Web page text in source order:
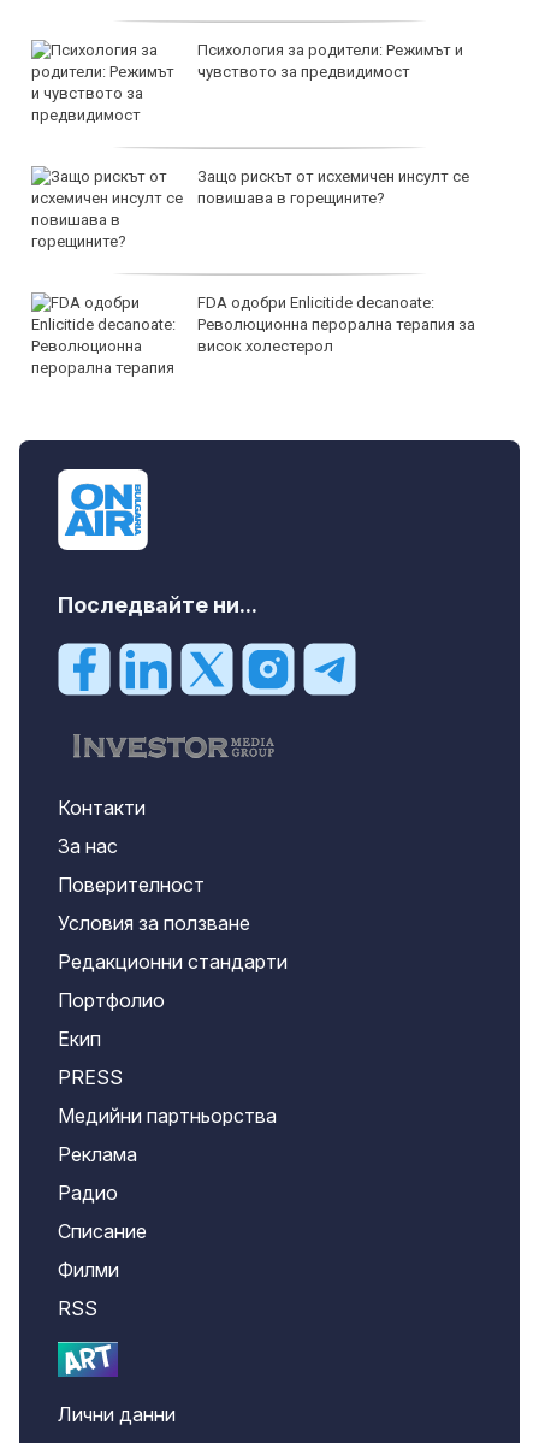
Психология за родители: Режимът и
чувството за предвидимост
Защо рискът от исхемичен инсулт се
повишава в горещините?
FDA одобри Еnlicitide decanoate:
Революционна перорална терапия за
висок холестерол
Последвайте ни...
Контакти
За нас
Поверителност
Условия за ползване
Редакционни стандарти
Портфолио
Екип
PRESS
Медийни партньорства
Реклама
Радио
Списание
Филми
RSS
Лични данни